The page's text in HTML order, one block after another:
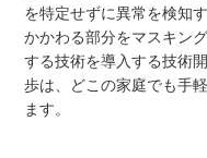
を特定せずに異常を検知
かかわる部分をマスキン
する技術を導入する技術
歩は、どこの家庭でも手
ます。